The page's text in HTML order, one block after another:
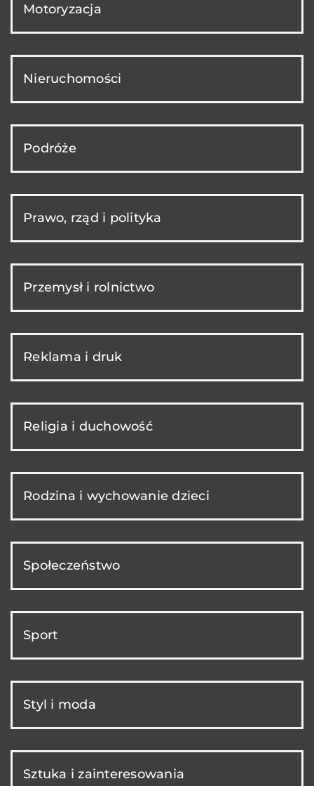
Motoryzacja
Nieruchomości
Podróże
Prawo, rząd i polityka
Przemysł i rolnictwo
Reklama i druk
Religia i duchowość
Rodzina i wychowanie dzieci
Społeczeństwo
Sport
Styl i moda
Sztuka i zainteresowania